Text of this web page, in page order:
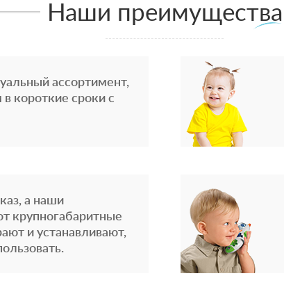
Наши преимущества
ассортимент,
короткие сроки с
а наши
крупногабаритные
и устанавливают,